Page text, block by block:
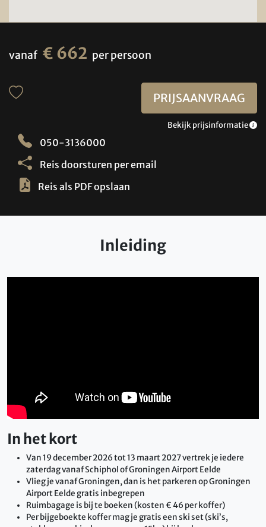
vanaf € 662 per persoon
PRIJSAANVRAAG
Bekijk prijsinformatie
050-3136000
Reis doorsturen per email
Reis als PDF opslaan
Inleiding
In het kort
Van 19 december 2026 tot 13 maart 2027 vertrek je iedere
zaterdag vanaf Schiphol of Groningen Airport Eelde
Vlieg je vanaf Groningen, dan is het parkeren op Groningen
Airport Eelde gratis inbegrepen
Ruimbagage is bij te boeken (kosten € 46 per koffer)
Per bijgeboekte koffer mag je gratis een ski set (ski’s,